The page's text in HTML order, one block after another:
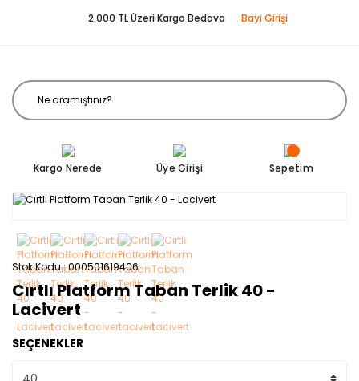
2.000 TL Üzeri Kargo Bedava Bayi Girişi
Kargo Nerede Üye Girişi Sepetim
Stok Kodu 000501619406
Cırtlı Platform Taban Terlik 40 -
Lacivert
SEÇENEKLER